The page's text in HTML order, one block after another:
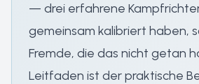
— drei erfahrene
gemeinsam kalibriert haben,
Fremde, die das nicht getan
Leitfaden ist der praktische